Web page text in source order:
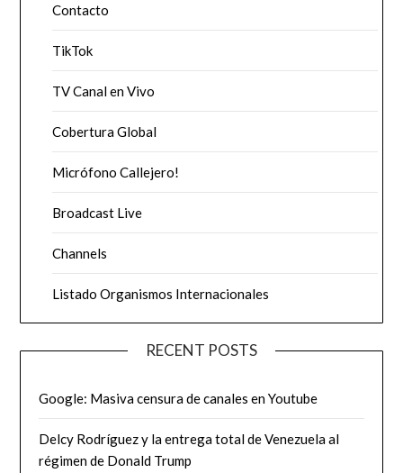
Contacto
TikTok
TV Canal en Vivo
Cobertura Global
Micrófono Callejero!
Broadcast Live
Channels
Listado Organismos Internacionales
RECENT POSTS
Google: Masiva censura de canales en Youtube
Delcy Rodríguez y la entrega total de Venezuela al
régimen de Donald Trump